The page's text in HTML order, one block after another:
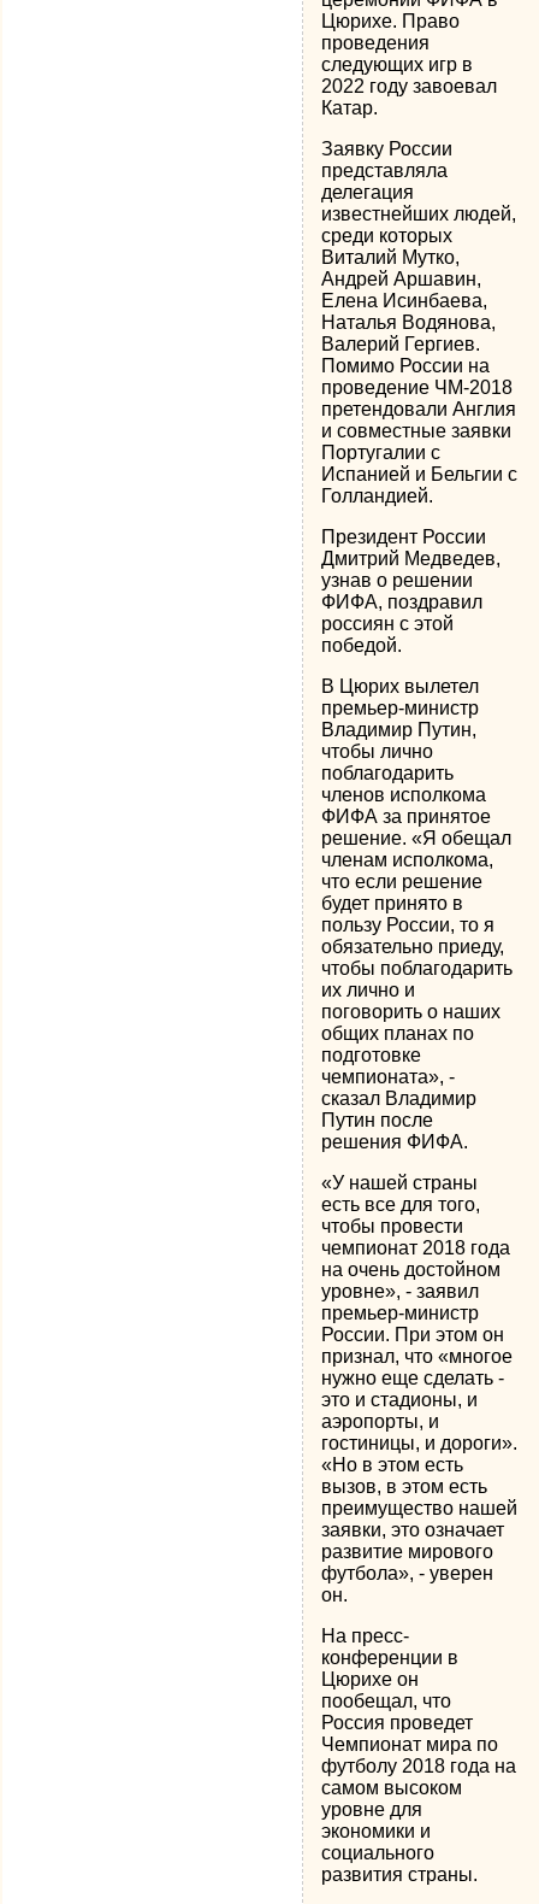
Цюрихе. Право
проведения
следующих игр в
2022 году завоевал
Катар.
Заявку России
представляла
делегация
известнейших людей,
среди которых
Виталий Мутко,
Андрей Аршавин,
Елена Исинбаева,
Наталья Водянова,
Валерий Гергиев.
Помимо России на
проведение ЧМ-2018
претендовали Англия
и совместные заявки
Португалии с
Испанией и Бельгии с
Голландией.
Президент России
Дмитрий Медведев,
узнав о решении
ФИФА, поздравил
россиян с этой
победой.
В Цюрих вылетел
премьер-министр
Владимир Путин,
чтобы лично
поблагодарить
членов исполкома
ФИФА за принятое
решение. «Я обещал
членам исполкома,
что если решение
будет принято в
пользу России, то я
обязательно приеду,
чтобы поблагодарить
их лично и
поговорить о наших
общих планах по
подготовке
чемпионата», -
сказал Владимир
Путин после
решения ФИФА.
«У нашей страны
есть все для того,
чтобы провести
чемпионат 2018 года
на очень достойном
уровне», - заявил
премьер-министр
России. При этом он
признал, что «многое
нужно еще сделать -
это и стадионы, и
аэропорты, и
гостиницы, и дороги».
«Но в этом есть
вызов, в этом есть
преимущество нашей
заявки, это означает
развитие мирового
футбола», - уверен
он.
На пресс-
конференции в
Цюрихе он
пообещал, что
Россия проведет
Чемпионат мира по
футболу 2018 года на
самом высоком
уровне для
экономики и
социального
развития страны.